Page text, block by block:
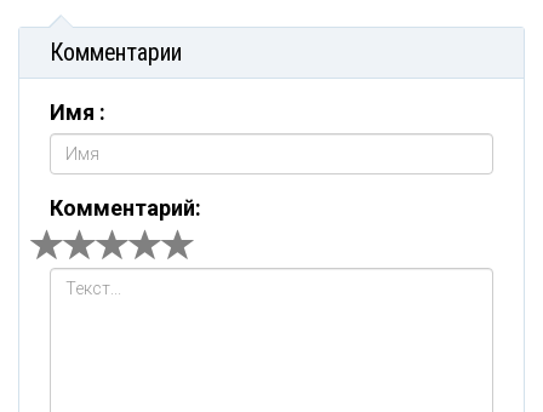
Комментарии
Имя :
Комментарий: